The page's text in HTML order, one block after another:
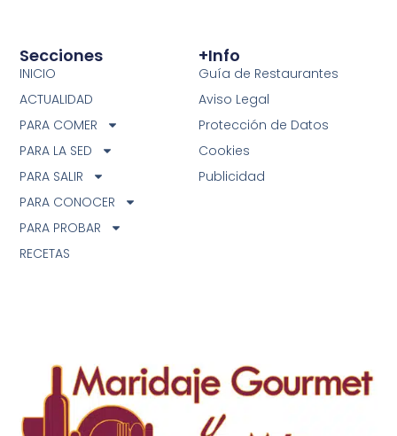
+info
Guía de Restaurantes
Aviso Legal
Protección de Datos
Cookies
Publicidad
Secciones
INICIO
ACTUALIDAD
PARA COMER
PARA LA SED
PARA SALIR
PARA CONOCER
PARA PROBAR
RECETAS